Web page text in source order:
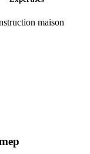
maison